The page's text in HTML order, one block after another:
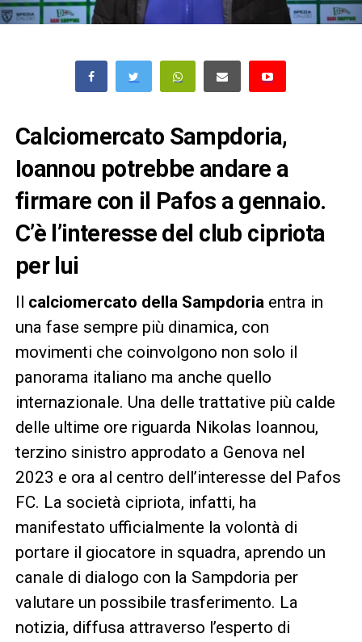
Calciomercato Sampdoria,
Ioannou potrebbe andare a
firmare con il Pafos a gennaio.
C’è l’interesse del club cipriota
per lui
Il calciomercato della Sampdoriaentra in
una fase sempre più dinamica, con
movimenti che coinvolgono non solo il
panorama italiano ma anche quello
internazionale. Una delle trattative più calde
delle ultime ore riguarda Nikolas Ioannou,
terzino sinistro approdato a Genova nel
2023 e ora al centro dell’interesse del Pafos
FC. La società cipriota, infatti, ha
manifestato ufficialmente la volontà di
portare il giocatore in squadra, aprendo un
canale di dialogo con la Sampdoria per
valutare un possibile trasferimento. La
notizia, diffusa attraverso l’esperto di